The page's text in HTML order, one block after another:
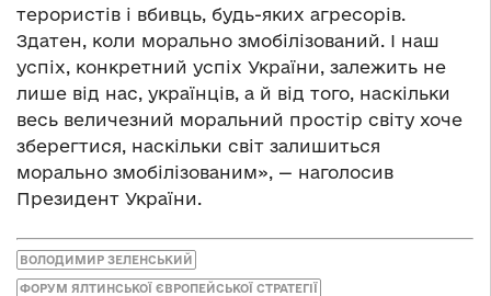
терористів і вбивць, будь-яких агресорів.
Здатен, коли морально змобілізований. І наш
успіх, конкретний успіх України, залежить не
лише від нас, українців, а й від того, наскільки
весь величезний моральний простір світу хоче
зберегтися, наскільки світ залишиться
морально змобілізованим», — наголосив
Президент України.
ВОЛОДИМИР ЗЕЛЕНСЬКИЙ
ФОРУМ ЯЛТИНСЬКОЇ ЄВРОПЕЙСЬКОЇ СТРАТЕГІЇ